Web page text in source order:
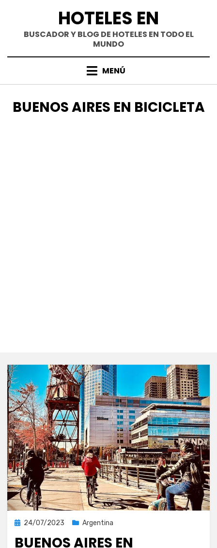
contenido
HOTELES EN
BUSCADOR Y BLOG DE HOTELES EN TODO EL
MUNDO
MENÚ
ETIQUETA
:
BUENOS AIRES EN BICICLETA
Publicada
24/07/2023 Argentina
BUENOS AIRES EN